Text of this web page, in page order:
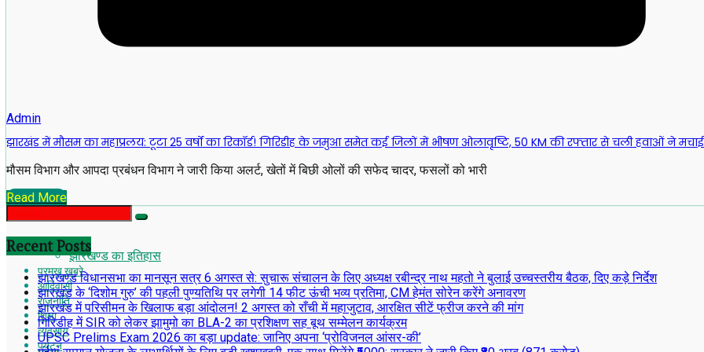
झारखण्ड का इतिहास
प्रमुख खबरे
आदिवासी
राजनीति
शिक्षा
व्यवसाय
पर्यटन
Admin
झारखंड में मौसम का महाप्रलय: टूटा 25 वर्षों का रिकॉर्ड! गिरिडीह के जमुआ समेत कई जिलों में भीषण ओलावृष्टि, 50 KM की रफ्तार से चली हवाओं ने मचाई
मौसम विभाग और आपदा प्रबंधन विभाग ने जारी किया अलर्ट, खेतों में बिछी ओलों की सफेद चादर, फसलों को भारी
Read More
Recent Posts
झारखण्ड विधानसभा का मानसून सत्र 6 अगस्त से: सुचारू संचालन के लिए अध्यक्ष रबीन्द्र नाथ महतो ने बुलाई उच्चस्तरीय बैठक, दिए कड़े निर्देश
झारखंड के ‘दिशोम गुरु’ की पहली पुण्यतिथि पर लगेगी 14 फीट ऊंची भव्य प्रतिमा, CM हेमंत सोरेन करेंगे अनावरण
झारखंड में परिसीमन के खिलाफ बड़ा आंदोलन! 2 अगस्त को राँची में महाजुटाव, आरक्षित सीटें फ्रीज करने की मांग
गिरिडीह में SIR को लेकर झामुमो का BLA-2 का प्रशिक्षण सह बूथ सम्मेलन कार्यक्रम
UPSC Prelims Exam 2026 का बड़ा update: जानिए अपना ‘प्रोविजनल आंसर-की’